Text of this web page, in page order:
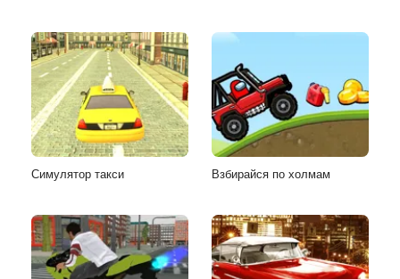
Симулятор такси Взбирайся по холмам